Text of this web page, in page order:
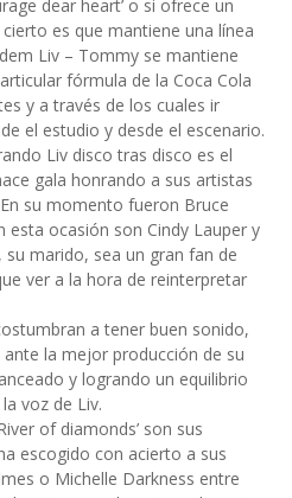
dear heart’ o si ofrece un
es que mantiene una línea
Liv – Tommy se mantiene
fórmula de la Coca Cola
y a través de los cuales ir
el estudio y desde el escenario.
Liv disco tras disco es el
gala honrando a sus artistas
su momento fueron Bruce
esta ocasión son Cindy Lauper y
su marido, sea un gran fan de
ver a la hora de reinterpretar
a tener buen sonido,
la mejor producción de su
y logrando un equilibrio
voz de Liv.
of diamonds’ son sus
escogido con acierto a sus
o Michelle Darkness entre